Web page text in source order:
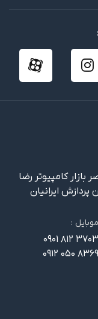
بازار کامپیوتر رضا
موبایل :
0901 812 3703
0912 050 8369